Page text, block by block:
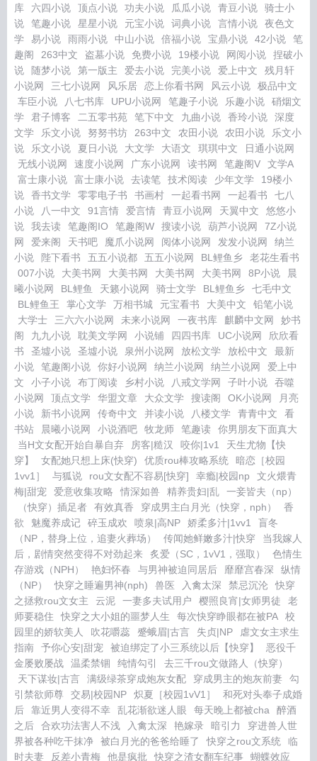
库
六四小说 顶点小说 功夫小说 瓜瓜小说 青豆小说
骑士小
说
笔趣小说 星星小说 元宝小说 词典小说 言情小说
夜色文
学
易小说 雨雨小说 中山小说 倍福小说 宝鼎小说 42小说
笔
趣阁
263中文 盗墓小说 免费小说 19楼小说 网阅小说
捏破小
说
随梦小说 第一版主 爱去小说 完美小说 爱上中文
残月轩
小说网
三七小说网 风乐居 恋上你看书网 风云小说
极品中文
车臣小说
八七书库 UPU小说网 笔趣子小说 乐趣小说
硝烟文
学
君子博客 二五零书苑 笔下中文 九曲小说 香玲小说
深度
文学
乐文小说 努努书坊 263中文 农田小说 农田小说
乐文小
说
乐文小说 夏日小说 大文学 大语文 琪琪中文
日通小说网
无线小说网
速度小说网 广东小说网 读书网 笔趣阁V
文学A
富士康小说
富士康小说 去读笔 技术阅读 少年文学
19楼小
说
香书文学 零零电子书 书画村 一起看书网 一起看书
七八
小说
八一中文 91言情 爱言情 青豆小说网 天翼中文
悠悠小
说
我去读 笔趣阁IO 笔趣阁W 搜读小说 葫芦小说网
7Z小说
网
爱来阁 天书吧 魔爪小说网 阅体小说网 发发小说网
纳兰
小说
陛下看书 五五小说都 五五小说网 BL鲤鱼乡
老花生看书
007小说
大美书网 大美书网 大美书网 大美书网 8P小说
晨
曦小说网
BL鲤鱼 天籁小说网 骑士文学 BL鲤鱼乡
七毛中文
BL鲤鱼王
掌心文学 万相书城 元宝看书 大美中文
铅笔小说
大学士
三六六小说网 未来小说网 一夜书库 麒麟中文网
妙书
阁
九九小说 耽美文学网 小说铺 四四书库 UC小说网
欣欣看
书
圣墟小说 圣墟小说 泉州小说网 放松文学 放松中文
最新
小说
笔趣阁小说 你好小说网 纳兰小说网 纳兰小说网
爱上中
文
小子小说 布丁阅读 乡村小说 八戒文学网 子叶小说
吞噬
小说网
顶点文学 华盟文章 大众文学 搜读阁 OK小说网
月亮
小说
新书小说网 传奇中文 并读小说 八楼文学 青青中文
看
书站
晨曦小说网 小说酒吧 牧龙师 笔趣读
你男朋友下面真大
当H文女配开始自暴自弃
房客|糙汉 咬你|1v1
天生尤物【快
穿】
女配她只想上床(快穿) 优质rou棒攻略系统
暗恋［校园
1vv1］
与狐说 rou文女配不容易[快穿] 幸瘾|校园np
文火煨青
梅|甜宠
爱意收集攻略 情深如兽 精养贵妇|乱
一妾皆夫（np）
（快穿）插足者
有效真香 穿成男主白月光（快穿，nph）
香
欲
魅魔养成记 碎玉成欢 喷泉|高NP 娇柔多汁|1vv1
盲冬
（NP，替身上位，追妻火葬场）
传闻她鲜嫩多汁|快穿
当我嫁人
后，剧情突然变得不对劲起来
炙爱（SC，1vV1，强取）
色情生
存游戏（NPH）
艳妇怀春 与男神被迫同居后 靡靡宫春深
纵情
（NP）
快穿之睡遍男神(nph) 兽医 入禽太深 禁忌沉沦
快穿
之拯救rou文女主
云泥 一妻多夫试用户 樱照良宵|女师男徒
老
师要稳住
快穿之大小姐的噩梦人生 每次快穿睁眼都在被PA
校
园里的娇软美人
吹花嚼蕊 蹙蛾眉|古言 失贞|NP
虐文女主求生
指南
予你心安|甜宠 被迫绑定了小三系统以后【快穿】
恶役千
金屡败屡战
温柔禁锢 纯情勾引
去三千rou文做路人（快穿）
天下谋妆|古言
满级绿茶穿成炮灰女配 穿成男主的炮灰前妻
勾
引禁欲师尊
交易|校园NP 炽夏［校园1vV1］
和死对头奉子成婚
后
靠近男人变得不幸 乱花渐欲迷人眼 每天晚上都被cha
醉酒
之后
合欢功法害人不浅 入禽太深 艳嫁录 暗引力
穿进兽人世
界被各种吃干抹净
被白月光的爸爸给睡了 快穿之rou文系统
临
时夫妻
反差小青梅 他是疯批 快穿之渣女翻车纪事
蝴蝶效应